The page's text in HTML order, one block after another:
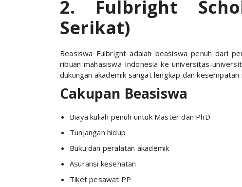
2. Fulbright
Serikat)
Beasiswa Fulbright adalah beasiswa penuh dari
ribuan mahasiswa Indonesia ke universitas-
dukungan akademik sangat lengkap dan
Cakupan Beasiswa
Biaya kuliah penuh untuk Master dan PhD
Tunjangan hidup
Buku dan peralatan akademik
Asuransi kesehatan
Tiket pesawat PP